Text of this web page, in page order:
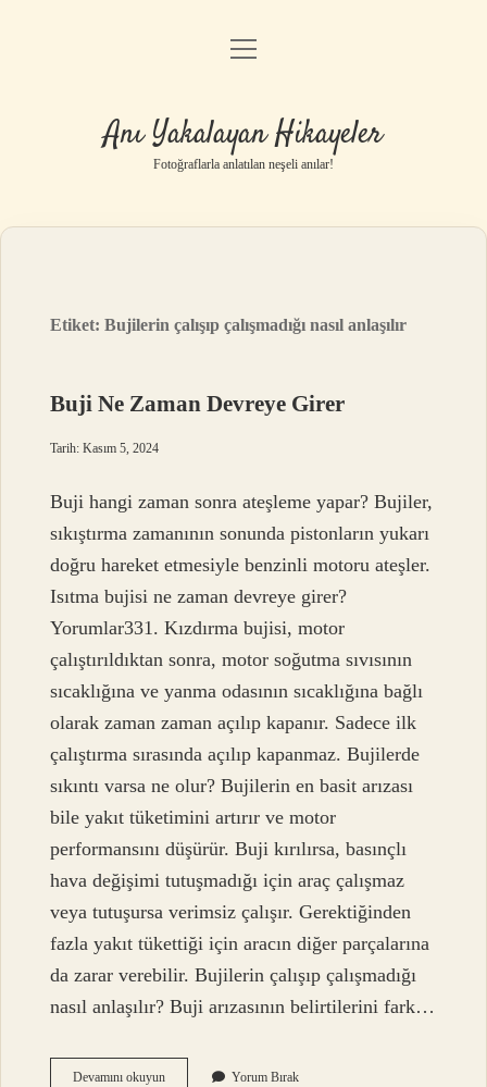
Anasayfa
Yasal Uyarı
menüyü
Anı Yakalayan Hikayeler
Fotoğraflarla anlatılan neşeli anılar!
Etiket:Bujilerin çalışıp çalışmadığı nasıl anlaşılır
Buji Ne Zaman Devreye Girer
Tarih: Kasım 5, 2024
Buji hangi zaman sonra ateşleme yapar? Bujiler,
sıkıştırma zamanının sonunda pistonların yukarı
doğru hareket etmesiyle benzinli motoru ateşler.
Isıtma bujisi ne zaman devreye girer?
Yorumlar331. Kızdırma bujisi, motor
çalıştırıldıktan sonra, motor soğutma sıvısının
sıcaklığına ve yanma odasının sıcaklığına bağlı
olarak zaman zaman açılıp kapanır. Sadece ilk
çalıştırma sırasında açılıp kapanmaz. Bujilerde
sıkıntı varsa ne olur? Bujilerin en basit arızası
bile yakıt tüketimini artırır ve motor
performansını düşürür. Buji kırılırsa, basınçlı
hava değişimi tutuşmadığı için araç çalışmaz
veya tutuşursa verimsiz çalışır. Gerektiğinden
fazla yakıt tükettiği için aracın diğer parçalarına
da zarar verebilir. Bujilerin çalışıp çalışmadığı
nasıl anlaşılır? Buji arızasının belirtilerini fark…
Devamını okuyunBuji
Yorum Bırak